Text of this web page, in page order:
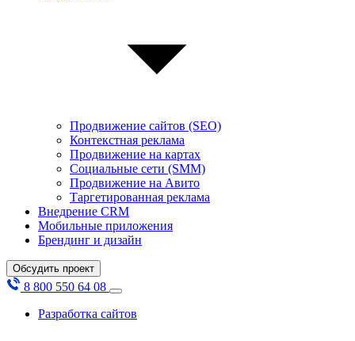
Продвижение сайтов (SEO)
Контекстная реклама
Продвижение на картах
Социальные сети (SMM)
Продвижение на Авито
Таргетированная реклама
Внедрение CRM
Мобильные приложения
Брендинг и дизайн
Обсудить проект
8 800 550 64 08
Разработка сайтов